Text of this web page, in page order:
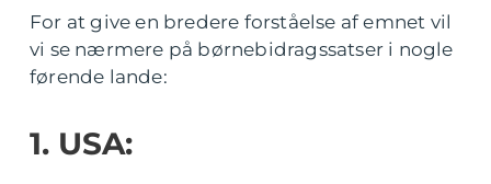
For at give en bredere forståelse af emnet vil
vi se nærmere på børnebidragssatser i nogle
førende lande:
1. USA: